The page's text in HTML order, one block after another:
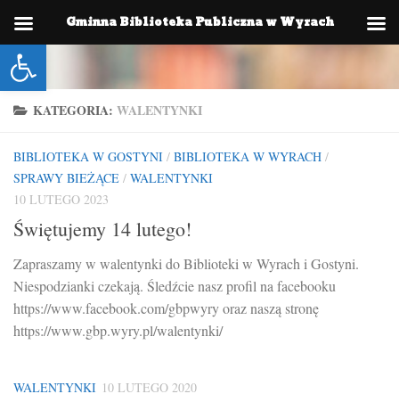
Otwórz pasek narzędzi
Skip to content
KATEGORIA: WALENTYNKI
BIBLIOTEKA W GOSTYNI / BIBLIOTEKA W WYRACH /
SPRAWY BIEŻĄCE / WALENTYNKI
10 LUTEGO 2023
Świętujemy 14 lutego!
Zapraszamy w walentynki do Biblioteki w Wyrach i Gostyni.
Niespodzianki czekają. Śledźcie nasz profil na facebooku
https://www.facebook.com/gbpwyry oraz naszą stronę
https://www.gbp.wyry.pl/walentynki/
WALENTYNKI 10 LUTEGO 2020
Gminna Biblioteka Publiczna w Wyrach